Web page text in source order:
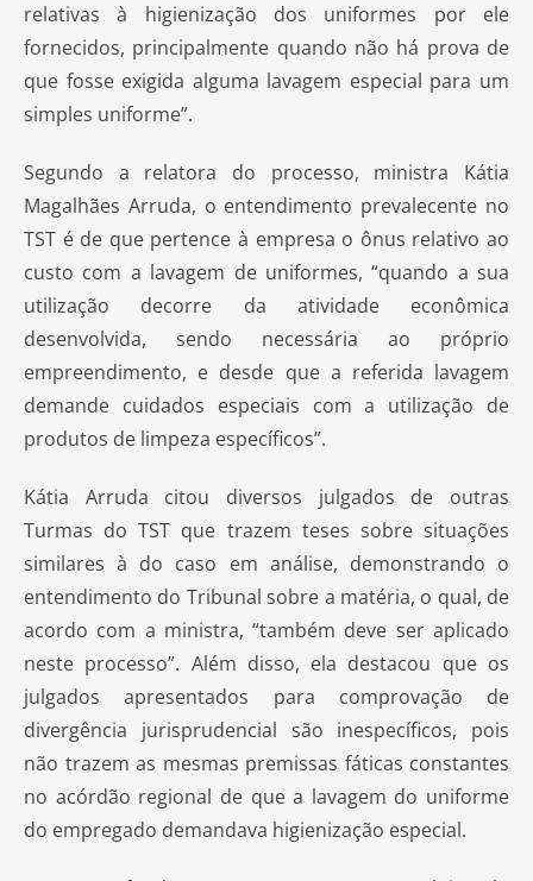
relativas à higienização dos uniformes por ele
fornecidos, principalmente quando não há prova de
que fosse exigida alguma lavagem especial para um
simples uniforme”.
Segundo a relatora do processo, ministra Kátia
Magalhães Arruda, o entendimento prevalecente no
TST é de que pertence à empresa o ônus relativo ao
custo com a lavagem de uniformes, “quando a sua
utilização decorre da atividade econômica
desenvolvida, sendo necessária ao próprio
empreendimento, e desde que a referida lavagem
demande cuidados especiais com a utilização de
produtos de limpeza específicos”.
Kátia Arruda citou diversos julgados de outras
Turmas do TST que trazem teses sobre situações
similares à do caso em análise, demonstrando o
entendimento do Tribunal sobre a matéria, o qual, de
acordo com a ministra, “também deve ser aplicado
neste processo”. Além disso, ela destacou que os
julgados apresentados para comprovação de
divergência jurisprudencial são inespecíficos, pois
não trazem as mesmas premissas fáticas constantes
no acórdão regional de que a lavagem do uniforme
do empregado demandava higienização especial.